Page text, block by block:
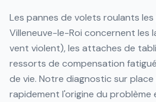
Les pannes de volets roulants
Villeneuve-le-Roi concernent les
vent violent), les attaches de
ressorts de compensation
de vie. Notre diagnostic sur
rapidement l'origine du